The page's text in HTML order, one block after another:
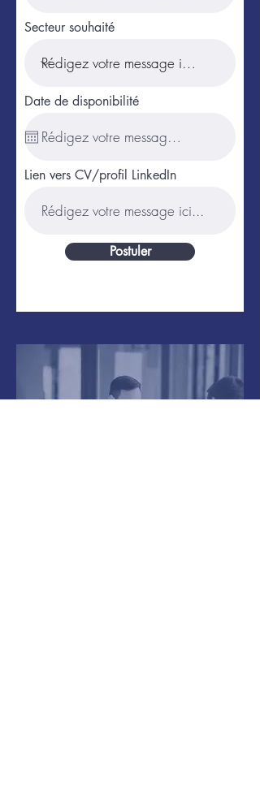
Secteur souhaité
Date de disponibilité
Lien vers CV/profil LinkedIn
Postuler